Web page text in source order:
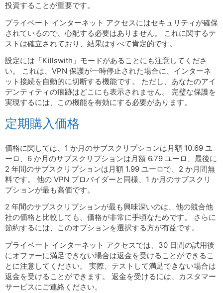
投資することが重要です。
プライベート インターネット アクセスにはセキュリティが確保
されているので、心配する必要はありません。 これに関するテ
ストは確立されており、結果はすべて肯定的です。
設定には「Kill​​swith」モードがあることにも注意してくださ
い。 これは、VPN 保護が一時停止された場合に、インターネ
ット接続を自動的に切断する機能です。 ただし、あなたのアイ
デンティティの痕跡はどこにも表示されません。 完璧な保護を
実現するには、この機能を有効にする必要があります。
定期購入価格
価格に関しては、1 か月のサブスクリプションは月額 10.69 ユ
ーロ、6 か月のサブスクリプションは月額 6.79 ユーロ、最後に
2 年間のサブスクリプションは月額 1.99 ユーロで、2 か月間無
料です。 他の VPN プロバイダーと同様、1 か月のサブスクリ
プションが最も高価です。
2 年間のサブスクリプションが最も興味深いのは、他の競合他
社の価格と比較しても、価格が非常に手頃なためです。 さらに
節約するには、このオプションを選択する方が有益です。
プライベート インターネット アクセスでは、30 日間の試用後
にオファーに満足できない場合は返金を受けることができるこ
とに注意してください。 実際、テストして満足できない場合は
返金を受けることができます。 返金を受けるには、カスタマー
サービスにご連絡ください。